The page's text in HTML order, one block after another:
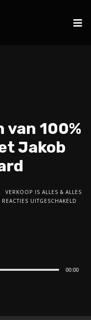
van 100%
Jakob
VERKOOP IS ALLES & ALLES
REACTIES UITGESCHAKELD
00:00